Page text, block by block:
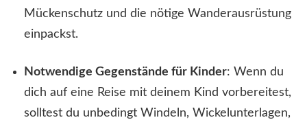
Mückenschutz und die nötige Wanderausrüstung
einpackst.
Notwendige Gegenstände für Kinder: Wenn du
dich auf eine Reise mit deinem Kind vorbereitest,
solltest du unbedingt Windeln, Wickelunterlagen,